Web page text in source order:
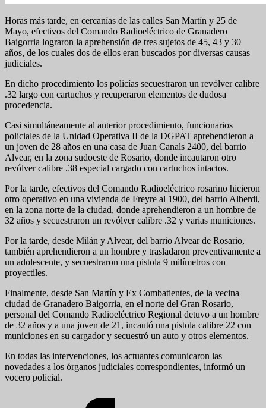
Horas más tarde, en cercanías de las calles San Martín y 25 de
Mayo, efectivos del Comando Radioeléctrico de Granadero
Baigorria lograron la aprehensión de tres sujetos de 45, 43 y 30
años, de los cuales dos de ellos eran buscados por diversas causas
judiciales.
En dicho procedimiento los policías secuestraron un revólver calibre
.32 largo con cartuchos y recuperaron elementos de dudosa
procedencia.
Casi simultáneamente al anterior procedimiento, funcionarios
policiales de la Unidad Operativa II de la DGPAT aprehendieron a
un joven de 28 años en una casa de Juan Canals 2400, del barrio
Alvear, en la zona sudoeste de Rosario, donde incautaron otro
revólver calibre .38 especial cargado con cartuchos intactos.
Por la tarde, efectivos del Comando Radioeléctrico rosarino hicieron
otro operativo en una vivienda de Freyre al 1900, del barrio Alberdi,
en la zona norte de la ciudad, donde aprehendieron a un hombre de
32 años y secuestraron un revólver calibre .32 y varias municiones.
Por la tarde, desde Milán y Alvear, del barrio Alvear de Rosario,
también aprehendieron a un hombre y trasladaron preventivamente a
un adolescente, y secuestraron una pistola 9 milímetros con
proyectiles.
Finalmente, desde San Martín y Ex Combatientes, de la vecina
ciudad de Granadero Baigorria, en el norte del Gran Rosario,
personal del Comando Radioeléctrico Regional detuvo a un hombre
de 32 años y a una joven de 21, incautó una pistola calibre 22 con
municiones en su cargador y secuestró un auto y otros elementos.
En todas las intervenciones, los actuantes comunicaron las
novedades a los órganos judiciales correspondientes, informó un
vocero policial.